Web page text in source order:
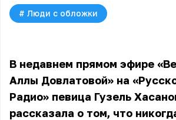
# Люди с обложки
В недавнем прямом эфире
Аллы Довлатовой» на
Радио» певица Гузель
рассказала о том, что